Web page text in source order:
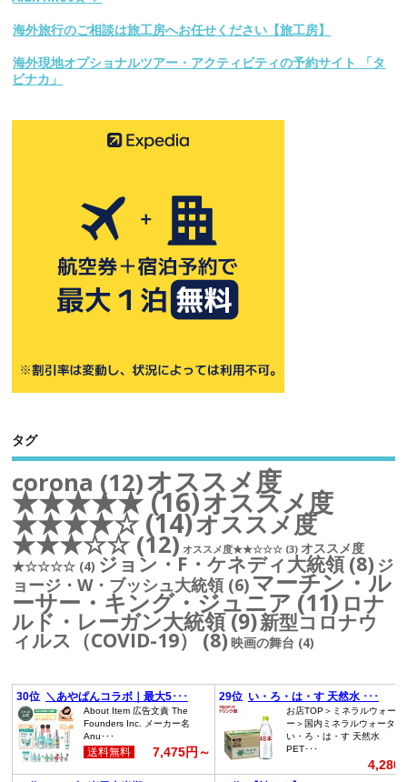
海外旅行のご相談は旅工房へお任せください【旅工房】
海外現地オプショナルツアー・アクティビティの予約サイト 「タ
ビナカ」
タグ
corona (12)オススメ度
★★★★★(16)オススメ度
★★★★☆ (14)オススメ度
★★★☆☆(12) オススメ度★★☆☆☆ (3) オススメ度
★☆☆☆☆ (4) ジョン・F・ケネディ大統領(8) ジ
ョージ・W・ブッシュ大統領(6)マーチン・ル
ーサー・キング・ジュニア (11) ロナ
ルド・レーガン大統領(9)新型コロナウ
ィルス（COVID-19） (8)映画の舞台 (4)